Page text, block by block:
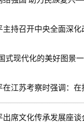
主持召开中央全面深
式现代化的美好图景
在江苏考察时强调：
出席文化传承发展座